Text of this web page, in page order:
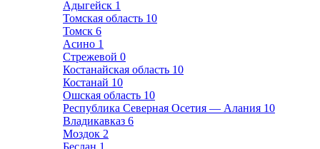
Адыгейск 1
Томская область 10
Томск 6
Асино 1
Стрежевой 0
Костанайская область 10
Костанай 10
Ошская область 10
Республика Северная Осетия — Алания 10
Владикавказ 6
Моздок 2
Беслан 1